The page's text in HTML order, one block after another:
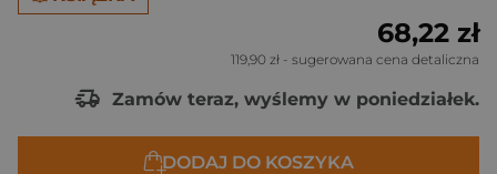
68,22 zł
119,90 zł - sugerowana cena detaliczna
Zamów teraz, wyślemy w poniedziałek.
DODAJ DO KOSZYKA